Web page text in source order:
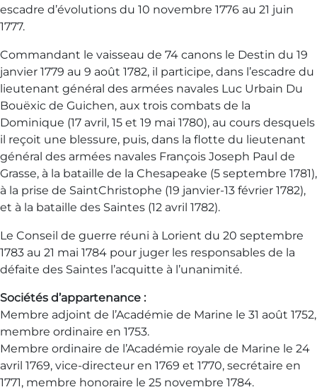
escadre d’évolutions du 10 novembre 1776 au 21 juin
1777.
Commandant le vaisseau de 74 canons le Destin du 19
janvier 1779 au 9 août 1782, il participe, dans l’escadre du
lieutenant général des armées navales Luc Urbain Du
Bouëxic de Guichen, aux trois combats de la
Dominique (17 avril, 15 et 19 mai 1780), au cours desquels
il reçoit une blessure, puis, dans la flotte du lieutenant
général des armées navales François Joseph Paul de
Grasse, à la bataille de la Chesapeake (5 septembre 1781),
à la prise de SaintChristophe (19 janvier-13 février 1782),
et à la bataille des Saintes (12 avril 1782).
Le Conseil de guerre réuni à Lorient du 20 septembre
1783 au 21 mai 1784 pour juger les responsables de la
défaite des Saintes l’acquitte à l’unanimité.
Sociétés d’appartenance :
Membre adjoint de l’Académie de Marine le 31 août 1752,
membre ordinaire en 1753.
Membre ordinaire de l’Académie royale de Marine le 24
avril 1769, vice-directeur en 1769 et 1770, secrétaire en
1771, membre honoraire le 25 novembre 1784.